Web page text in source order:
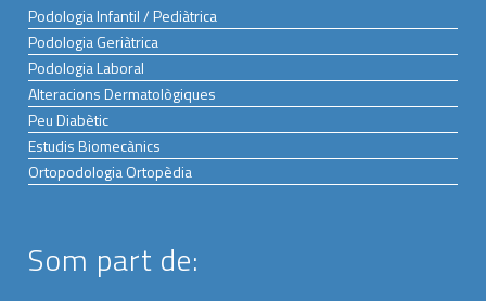
Podologia Infantil / Pediàtrica
Podologia Geriàtrica
Podologia Laboral
Alteracions Dermatològiques
Peu Diabètic
Estudis Biomecànics
Ortopodologia Ortopèdia
Som part de: